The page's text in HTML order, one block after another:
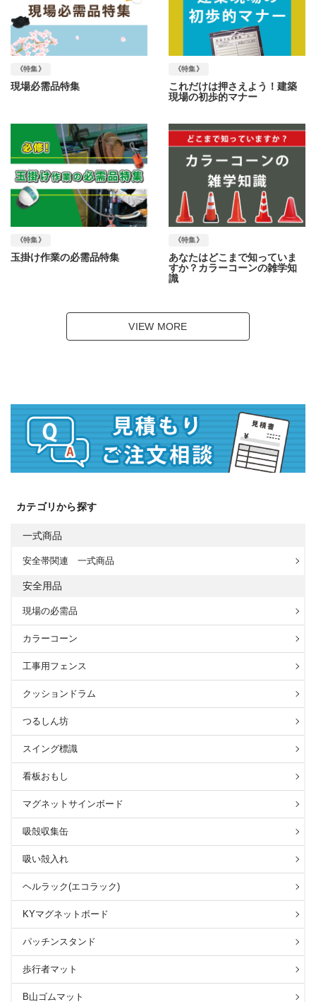
《特集》
現場必需品特集
《特集》
これだけは押さえよう！建築
現場の初歩的マナー
《特集》
玉掛け作業の必需品特集
《特集》
あなたはどこまで知っていま
すか？カラーコーンの雑学知
識
VIEW MORE
カテゴリから探す
一式商品
安全帯関連 一式商品
安全用品
現場の必需品
カラーコーン
工事用フェンス
クッションドラム
つるしん坊
スイング標識
看板おもし
マグネットサインボード
吸殻収集缶
吸い殻入れ
ヘルラック(エコラック)
KYマグネットボード
パッチンスタンド
歩行者マット
B山ゴムマット